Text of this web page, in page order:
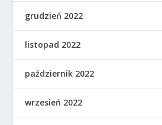
grudzień 2022
listopad 2022
październik 2022
wrzesień 2022